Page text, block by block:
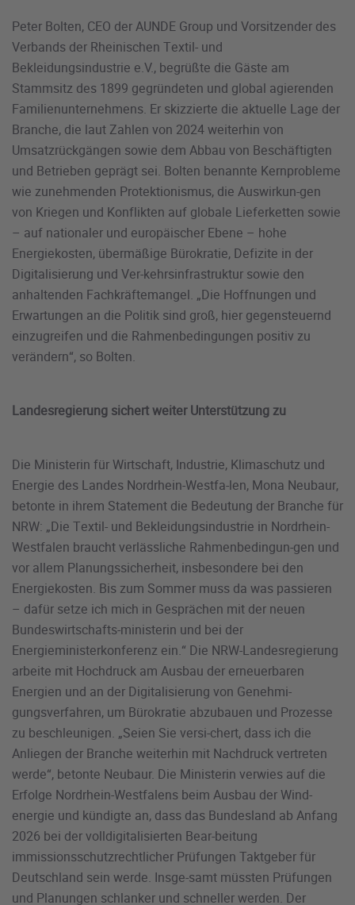
Peter Bolten, CEO der AUNDE Group und Vorsitzender des
Verbands der Rheinischen Textil- und
Bekleidungsindustrie e.V., begrüßte die Gäste am
Stammsitz des 1899 gegründeten und global agierenden
Familienunternehmens. Er skizzierte die aktuelle Lage der
Branche, die laut Zahlen von 2024 weiterhin von
Umsatzrückgängen sowie dem Abbau von Beschäftigten
und Betrieben geprägt sei. Bolten benannte Kernprobleme
wie zunehmenden Protektionismus, die Auswirkun-gen
von Kriegen und Konflikten auf globale Lieferketten sowie
– auf nationaler und europäischer Ebene – hohe
Energiekosten, übermäßige Bürokratie, Defizite in der
Digitalisierung und Ver-kehrsinfrastruktur sowie den
anhaltenden Fachkräftemangel. „Die Hoffnungen und
Erwartungen an die Politik sind groß, hier gegensteuernd
einzugreifen und die Rahmenbedingungen positiv zu
verändern“, so Bolten.
Landesregierung sichert weiter Unterstützung zu
Die Ministerin für Wirtschaft, Industrie, Klimaschutz und
Energie des Landes Nordrhein-Westfa-len, Mona Neubaur,
betonte in ihrem Statement die Bedeutung der Branche für
NRW: „Die Textil- und Bekleidungsindustrie in Nordrhein-
Westfalen braucht verlässliche Rahmenbedingun-gen und
vor allem Planungssicherheit, insbesondere bei den
Energiekosten. Bis zum Sommer muss da was passieren
– dafür setze ich mich in Gesprächen mit der neuen
Bundeswirtschafts-ministerin und bei der
Energieministerkonferenz ein.“ Die NRW-Landesregierung
arbeite mit Hochdruck am Ausbau der erneuerbaren
Energien und an der Digitalisierung von Genehmi-
gungsverfahren, um Bürokratie abzubauen und Prozesse
zu beschleunigen. „Seien Sie versi-chert, dass ich die
Anliegen der Branche weiterhin mit Nachdruck vertreten
werde“, betonte Neubaur. Die Ministerin verwies auf die
Erfolge Nordrhein-Westfalens beim Ausbau der Wind-
energie und kündigte an, dass das Bundesland ab Anfang
2026 bei der volldigitalisierten Bear-beitung
immissionsschutzrechtlicher Prüfungen Taktgeber für
Deutschland sein werde. Insge-samt müssten Prüfungen
und Planungen schlanker und schneller werden. Der